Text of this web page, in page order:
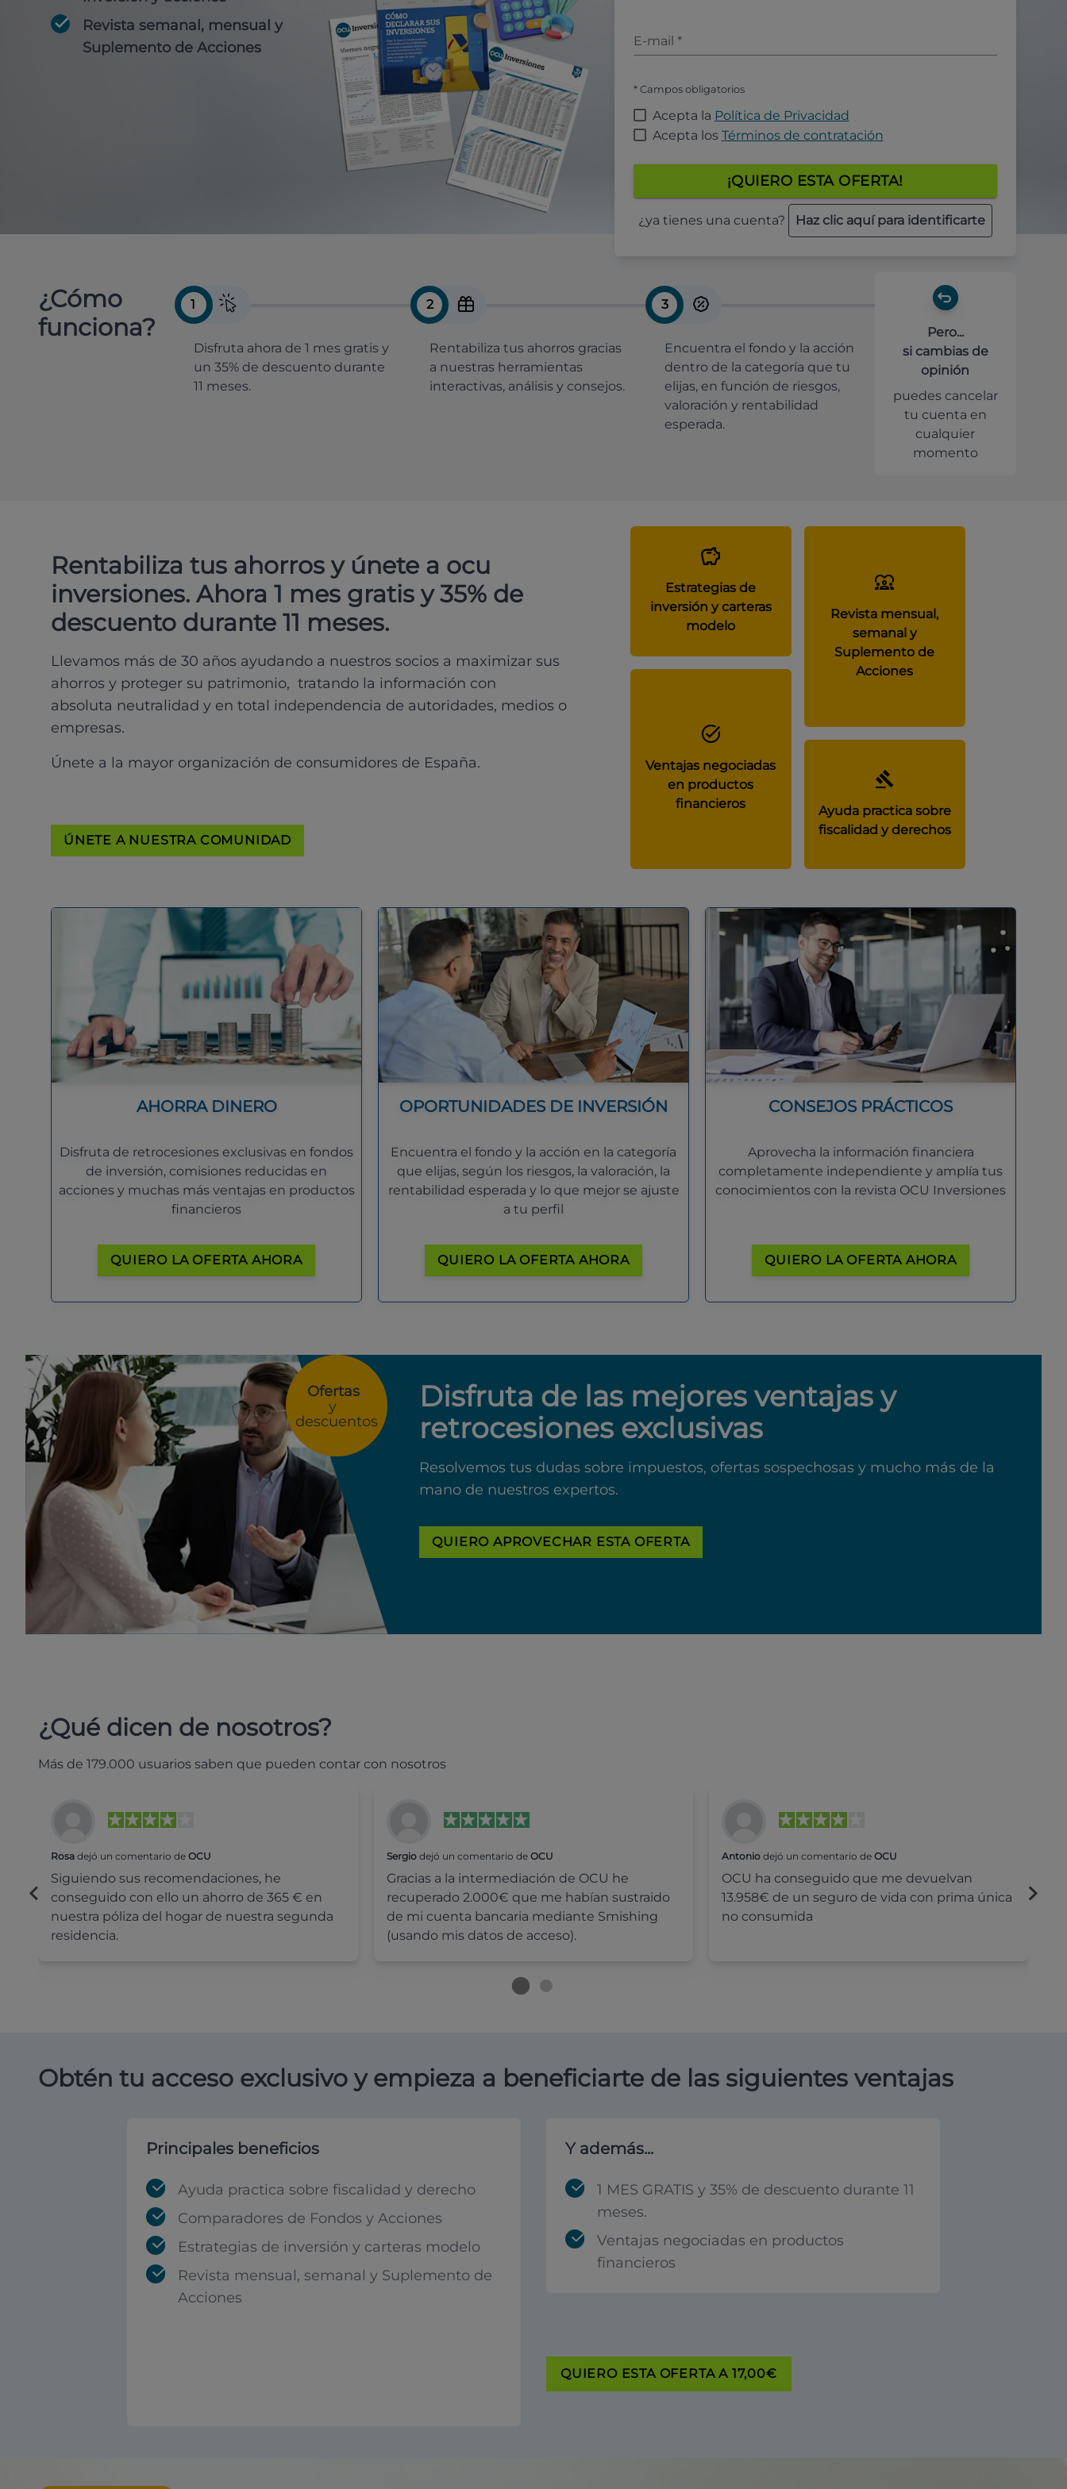
Revista semanal, mensual y
Suplemento de Acciones
E-mail *
* Campos obligatorios
Acepta la Política de Privacidad
Acepta los Términos de contratación
¡QUIERO ESTA OFERTA!
¿ya tienes una cuenta? Haz clic aquí para identificarte
¿Cómo
funciona?
1
Disfruta ahora de 1 mes gratis y
un 35% de descuento durante
11 meses.
2
Rentabiliza tus ahorros gracias
a nuestras herramientas
interactivas, análisis y consejos.
3
Encuentra el fondo y la acción
dentro de la categoría que tu
elijas, en función de riesgos,
valoración y rentabilidad
esperada.
Pero...
si cambias de
opinión
puedes cancelar
tu cuenta en
cualquier
momento
Rentabiliza tus ahorros y únete a ocu
inversiones. Ahora 1 mes gratis y 35% de
descuento durante 11 meses.
Llevamos más de 30 años ayudando a nuestros socios a maximizar sus
ahorros y proteger su patrimonio, tratando la información con
absoluta neutralidad y en total independencia de autoridades, medios o
empresas.
Únete a la mayor organización de consumidores de España.
ÚNETE A NUESTRA COMUNIDAD
Estrategias de
inversión y carteras
modelo
Revista mensual,
semanal y
Suplemento de
Acciones
Ventajas negociadas
en productos
financieros
Ayuda practica sobre
fiscalidad y derechos
AHORRA DINERO
Disfruta de retrocesiones exclusivas en fondos
de inversión, comisiones reducidas en
acciones y muchas más ventajas en productos
financieros
QUIERO LA OFERTA AHORA
OPORTUNIDADES DE INVERSIÓN
Encuentra el fondo y la acción en la categoría
que elijas, según los riesgos, la valoración, la
rentabilidad esperada y lo que mejor se ajuste
a tu perfil
QUIERO LA OFERTA AHORA
CONSEJOS PRÁCTICOS
Aprovecha la información financiera
completamente independiente y amplía tus
conocimientos con la revista OCU Inversiones
QUIERO LA OFERTA AHORA
Ofertas
y
descuentos
Disfruta de las mejores ventajas y
retrocesiones exclusivas
Resolvemos tus dudas sobre impuestos, ofertas sospechosas y mucho más de la
mano de nuestros expertos.
QUIERO APROVECHAR ESTA OFERTA
¿Qué dicen de nosotros?
Más de 179.000 usuarios saben que pueden contar con nosotros
Rosa dejó un comentario de OCU
Siguiendo sus recomendaciones, he
conseguido con ello un ahorro de 365 € en
nuestra póliza del hogar de nuestra segunda
residencia.
Sergiodejó un comentario de OCU
Gracias a la intermediación de OCU he
recuperado 2.000€ que me habían sustraido
de mi cuenta bancaria mediante Smishing
(usando mis datos de acceso).
Antonio dejó un comentario deOCU
OCU ha conseguido que me devuelvan
13.958€ de un seguro de vida con prima única
no consumida
Obtén tu acceso exclusivo y empieza a beneficiarte de las siguientes ventajas
Principales beneficios
Ayuda practica sobre fiscalidad y derecho
Comparadores de Fondos y Acciones
Estrategias de inversión y carteras modelo
Revista mensual, semanal y Suplemento de
Acciones
Y además...
1 MES GRATIS y 35% de descuento durante 11
meses.
Ventajas negociadas en productos
financieros
QUIERO ESTA OFERTA A 17,00€